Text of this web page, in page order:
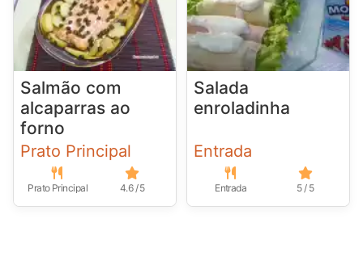
Salmão com
alcaparras ao
forno
Prato Principal
Prato Principal 4.6 / 5
Salada
enroladinha
Entrada
Entrada 5 / 5